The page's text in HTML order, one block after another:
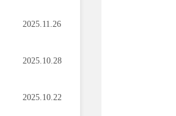
2025.11.26
2025.10.28
2025.10.22